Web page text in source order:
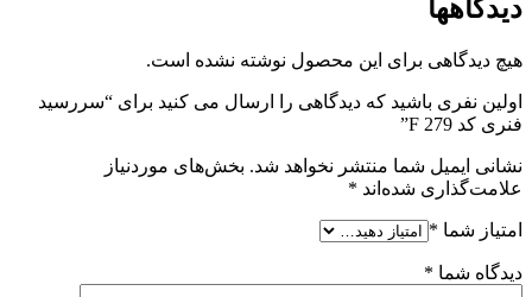
دیدگاهها
هیچ دیدگاهی برای این محصول نوشته نشده است.
اولین نفری باشید که دیدگاهی را ارسال می کنید برای “سررسید
فنری کد F 279”
نشانی ایمیل شما منتشر نخواهد شد. بخش‌های موردنیاز
علامت‌گذاری شده‌اند *
امتیاز شما *
دیدگاه شما *